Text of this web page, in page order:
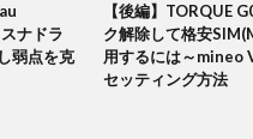
ナドラ
弱点を克
【後編】TORQUE
ク解除して格安
用するには～mineo
セッティング方法